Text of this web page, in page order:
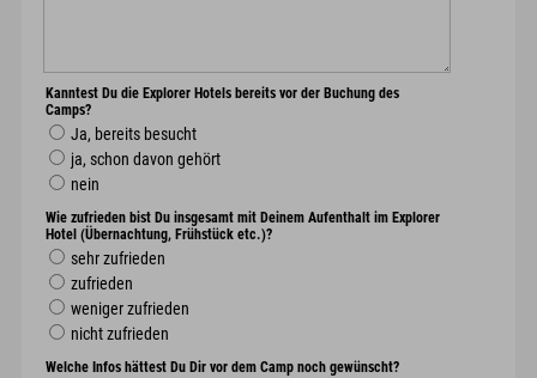
Kanntest Du die Explorer Hotels bereits vor der Buchung des
Camps?
Ja, bereits besucht
ja, schon davon gehört
nein
Wie zufrieden bist Du insgesamt mit Deinem Aufenthalt im Explorer
Hotel (Übernachtung, Frühstück etc.)?
sehr zufrieden
zufrieden
weniger zufrieden
nicht zufrieden
Welche Infos hättest Du Dir vor dem Camp noch gewünscht?